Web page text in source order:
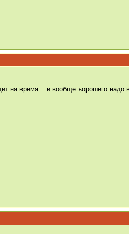
на время... и вообще ъорошего надо